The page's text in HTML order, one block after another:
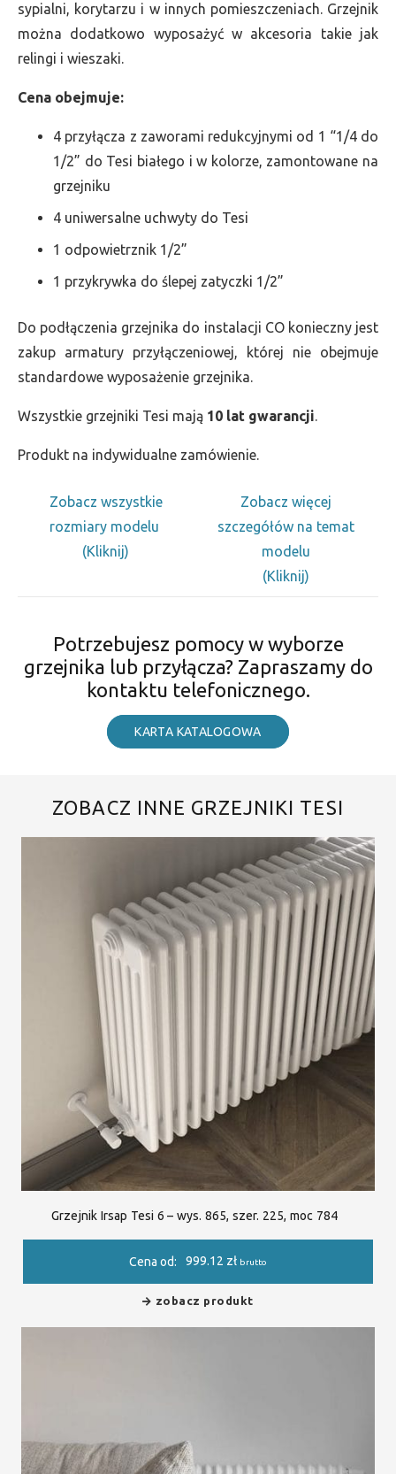
sypialni, korytarzu i w innych pomieszczeniach. Grzejnik
można dodatkowo wyposażyć w akcesoria takie jak
relingi i wieszaki.
Cena obejmuje:
4 przyłącza z zaworami redukcyjnymi od 1 “1/4 do
1/2” do Tesi białego i w kolorze, zamontowane na
grzejniku
4 uniwersalne uchwyty do Tesi
1 odpowietrznik 1/2”
1 przykrywka do ślepej zatyczki 1/2”
Do podłączenia grzejnika do instalacji CO konieczny jest
zakup armatury przyłączeniowej, której nie obejmuje
standardowe wyposażenie grzejnika.
Wszystkie grzejniki Tesi mają 10 lat gwarancji.
Produkt na indywidualne zamówienie.
Zobacz wszystkie
rozmiary modelu
(Kliknij)
Zobacz więcej
szczegółów na temat
modelu
(Kliknij)
Potrzebujesz pomocy w wyborze
grzejnika lub przyłącza? Zapraszamy do
kontaktu telefonicznego.
KARTA KATALOGOWA
ZOBACZ INNE GRZEJNIKI TESI
Grzejnik Irsap Tesi 6 – wys. 865, szer. 225, moc 784
Cena od: 999.12 zł brutto
zobacz produkt